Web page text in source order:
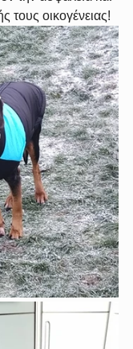
τους οικογένειας!